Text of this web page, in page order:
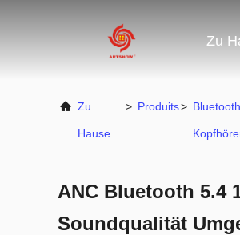
Zu
Zu
Hause
> Produits>
ANC Bluetooth 5.4
Soundqualität